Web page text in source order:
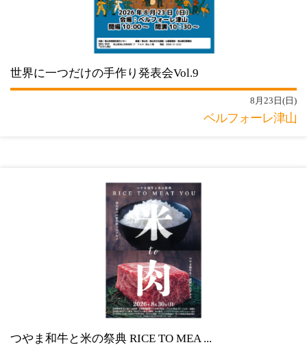
世界に一つだけの手作り発表会Vol.9
8月23日(日)
ベルフォーレ津山
つやま和牛と米の祭典 RICE TO MEA ...